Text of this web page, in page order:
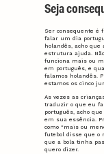
Seja
Ser consequente é
falar um dia
holandês, acho
estrutura ajuda.
funciona mais ou
em português, e
falamos holandês.
estamos os cinco
As vezes as
traduzir o que eu
português, acho
em sua essência.
como “mais ou
futebol disse que o
que a bola tinha
quero dizer.